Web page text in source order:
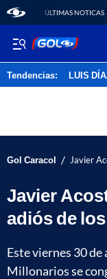
ÚLTIMAS NOTICAS
Tendencias: LUIS
Gol Caracol / Javier
Javier
adiós de
Este viernes 30
Millonarios se